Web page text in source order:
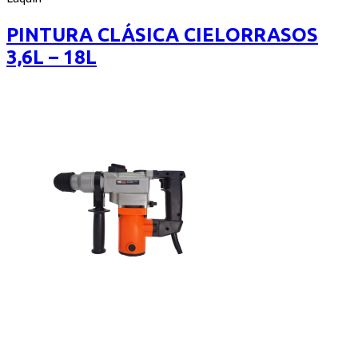
of
desde
$480
hasta
$1.790
PINTURA CLÁSICA CIELORRASOS
3,6L – 18L